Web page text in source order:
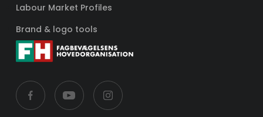
Labour Market Profiles
Brand & logo tools